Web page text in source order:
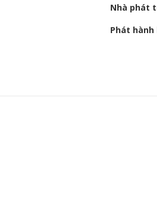
Nhà phát
Phát hành